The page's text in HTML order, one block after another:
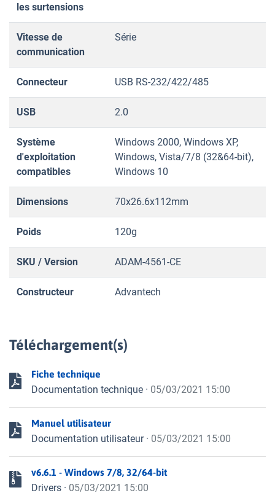
les surtensions
Vitesse de
communication
Série
Connecteur USB RS-232/422/485
USB 2.0
Système
d'exploitation
compatibles
Windows 2000, Windows XP,
Windows, Vista/7/8 (32&64-bit),
Windows 10
Dimensions 70x26.6x112mm
Poids 120g
SKU / Version ADAM-4561-CE
Constructeur Advantech
Téléchargement(s)
Fiche technique
Documentation technique · 05/03/2021 15:00
Manuel utilisateur
Documentation utilisateur· 05/03/2021 15:00
v6.6.1 - Windows 7/8, 32/64-bit
Drivers · 05/03/2021 15:00